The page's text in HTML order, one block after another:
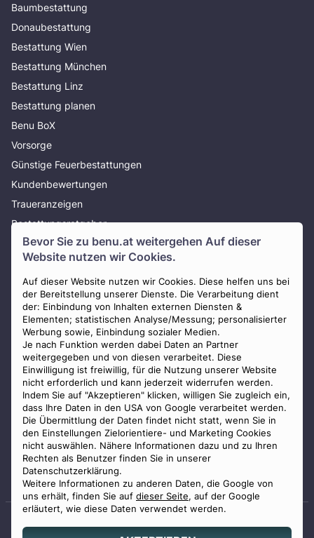
Bevor Sie zu benu.at weitergehen Auf dieser
Website nutzen wir Cookies.
Auf dieser Website nutzen wir Cookies. Diese helfen uns bei
der Bereitstellung unserer Dienste. Die Verarbeitung dient
der: Einbindung von Inhalten externen Diensten &
Elementen; statistischen Analyse/Messung; personalisierter
Werbung sowie, Einbindung sozialer Medien.
Je nach Funktion werden dabei Daten an Partner
weitergegeben und von diesen verarbeitet. Diese
Einwilligung ist freiwillig, für die Nutzung unserer Website
nicht erforderlich und kann jederzeit widerrufen werden.
Indem Sie auf "Akzeptieren" klicken, willigen Sie zugleich ein,
dass Ihre Daten in den USA von Google verarbeitet werden.
Die Übermittlung der Daten findet nicht statt, wenn Sie in
den Einstellungen Zielorientiere- und Marketing Cookies
nicht auswählen. Nähere Informationen dazu und zu Ihren
Rechten als Benutzer finden Sie in unserer
Datenschutzerklärung.
Weitere Informationen zu anderen Daten, die Google von
uns erhält, finden Sie auf dieser Seite, auf der Google
erläutert, wie diese Daten verwendet werden.
Baumbestattung
Donaubestattung
Bestattung Wien
Bestattung München
Bestattung Linz
Bestattung planen
Benu BoX
Vorsorge
Günstige Feuerbestattungen
Kundenbewertungen
Traueranzeigen
Bestattungsratgeber
Über uns
Presse
AGB
Impressum
Datenschutz
Widerrufsbelehrung
Zahlungsmöglichkeiten
Staatlich geprüfter